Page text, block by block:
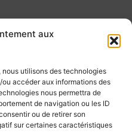
aux
utilisons des technologies
accéder aux informations des
nous permettra de
de navigation ou les ID
ou de retirer son
sur certaines caractéristiques